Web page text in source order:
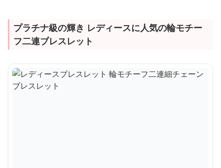
プラチナ級の輝き レディースに人気の輪モチー
フ二連ブレスレット